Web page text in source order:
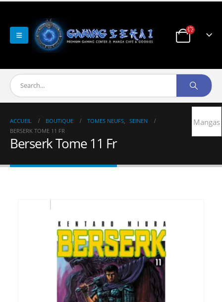
ACCUEIL BOUTIQUE TOMES NEUFS
SEINEN
BERSERK TOME 11 FR
Berserk Tome 11 Fr
Mangas